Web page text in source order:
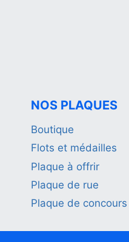
NOS PLAQUES
Boutique
Flots et médailles
Plaque à offrir
Plaque de rue
Plaque de concours